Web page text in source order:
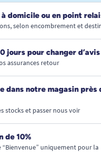
domicile ou en point
selon encombrement et
jours pour changer d’avis
assurances retour
dans notre magasin près
stocks et passer nous voir
de 10%
“Bienvenue” uniquement pour la